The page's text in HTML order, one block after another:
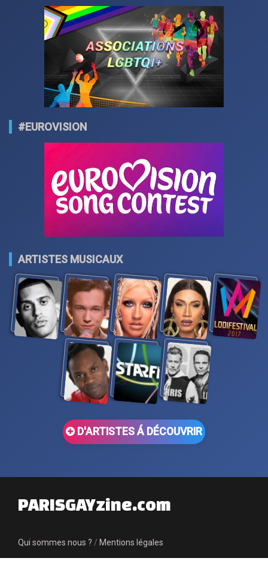
#EUROVISION
ARTISTES MUSICAUX
D'ARTISTES Á DÉCOUVRIR
PARISGAYzine.com
Qui sommes nous ? / Mentions légales